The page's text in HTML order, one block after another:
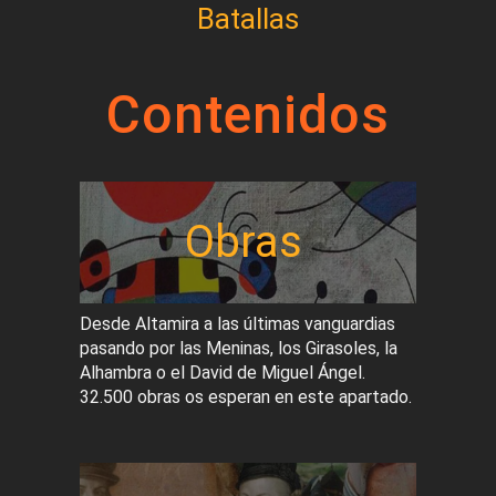
Batallas
Contenidos
Obras
Desde Altamira a las últimas vanguardias
pasando por las Meninas, los Girasoles, la
Alhambra o el David de Miguel Ángel.
32.500 obras os esperan en este apartado.